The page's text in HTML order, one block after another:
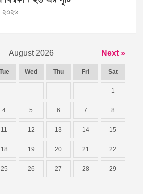
২০২৬
August 2026 Next »
Tue Wed Thu Fri Sat
1
4 5 6 7 8
11 12 13 14 15
18 19 20 21 22
25 26 27 28 29